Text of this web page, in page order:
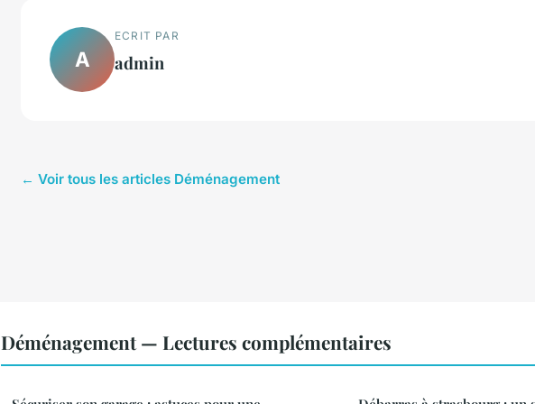
A
ECRIT PAR
admin
← Voir tous les articles Déménagement
Déménagement — Lectures complémentaires